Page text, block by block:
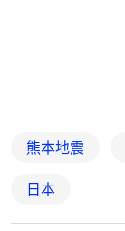
熊本地震
日本